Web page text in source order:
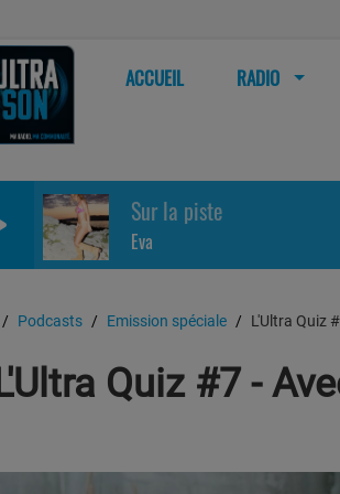
ACCUEIL RADIO
Sur la piste
Eva
Podcasts Emission spéciale L'Ultra Quiz
L'Ultra Quiz #7 -